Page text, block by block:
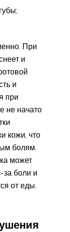
При
и
и
при
не начато
кожи, что
болям.
может
за боли и
от еды.